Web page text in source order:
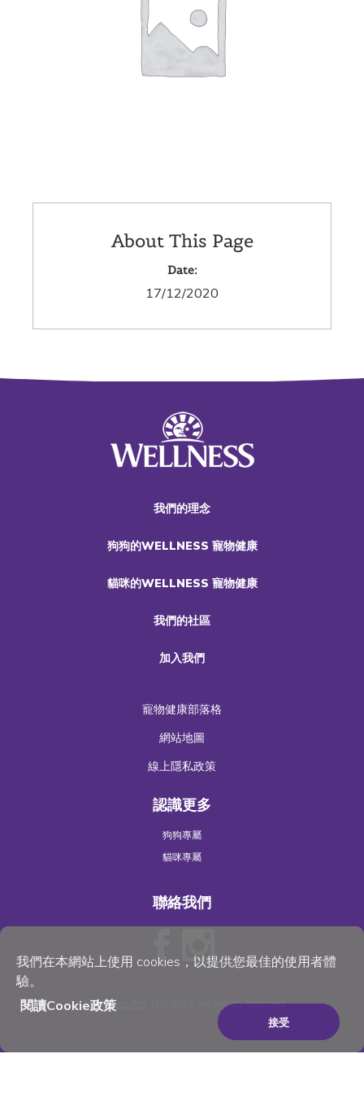
我們在本網站上使用 cookies，以提供您最佳的使用者體
驗。
閱讀Cookie政策
接受
About This Page
Date:
17/12/2020
我們的理念
狗狗的WELLNESS 寵物健康
貓咪的WELLNESS 寵物健康
我們的社區
加入我們
寵物健康部落格
網站地圖
線上隱私政策
認識更多
狗狗專屬
貓咪專屬
聯絡我們
©Wellness Pet , LLC 2023. All Rights Reserved